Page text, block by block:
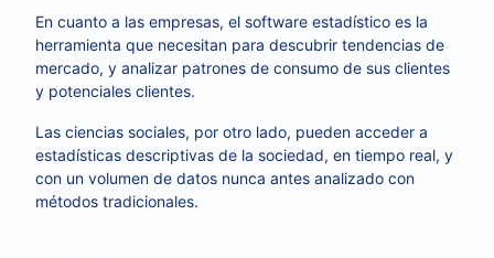
En cuanto a las empresas, el software estadístico es la
herramienta que necesitan para descubrir tendencias de
mercado, y analizar patrones de consumo de sus clientes
y potenciales clientes.
Las ciencias sociales, por otro lado, pueden acceder a
estadísticas descriptivas de la sociedad, en tiempo real, y
con un volumen de datos nunca antes analizado con
métodos tradicionales.